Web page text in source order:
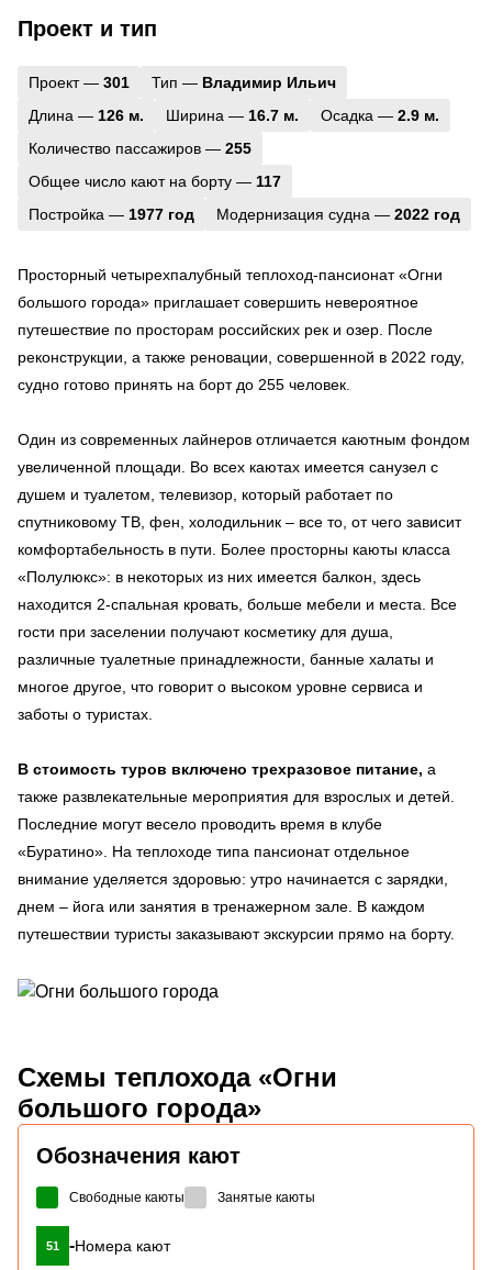
Проект и тип
Проект — 301 Тип — Владимир Ильич
Длина — 126 м. Ширина — 16.7 м. Осадка — 2.9 м.
Количество пассажиров — 255
Общее число кают на борту — 117
Постройка — 1977 год Модернизация судна — 2022 год
Просторный четырехпалубный теплоход-пансионат «Огни
большого города» приглашает совершить невероятное
путешествие по просторам российских рек и озер. После
реконструкции, а также реновации, совершенной в 2022 году,
судно готово принять на борт до 255 человек.
Один из современных лайнеров отличается каютным фондом
увеличенной площади. Во всех каютах имеется санузел с
душем и туалетом, телевизор, который работает по
спутниковому ТВ, фен, холодильник – все то, от чего зависит
комфортабельность в пути. Более просторны каюты класса
«Полулюкс»: в некоторых из них имеется балкон, здесь
находится 2-спальная кровать, больше мебели и места. Все
гости при заселении получают косметику для душа,
различные туалетные принадлежности, банные халаты и
многое другое, что говорит о высоком уровне сервиса и
заботы о туристах.
В стоимость туров включено трехразовое питание, а
также развлекательные мероприятия для взрослых и детей.
Последние могут весело проводить время в клубе
«Буратино». На теплоходе типа пансионат отдельное
внимание уделяется здоровью: утро начинается с зарядки,
днем – йога или занятия в тренажерном зале. В каждом
путешествии туристы заказывают экскурсии прямо на борту.
Схемы теплохода «Огни
большого города»
Обозначения кают
Свободные каюты Занятые каюты
51 -Номера кают